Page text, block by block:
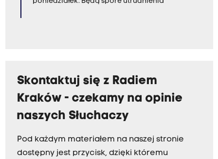
Skontaktuj się z Radiem
Kraków - czekamy na opinie
naszych Słuchaczy
Pod każdym materiałem na naszej stronie
dostępny jest przycisk, dzięki któremu